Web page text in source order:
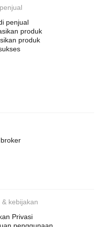
penjual
produk
produk
kebijakan
Privasi